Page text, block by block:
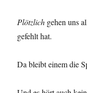
Plötzlich gehen uns
gefehlt hat.
Da bleibt einem die